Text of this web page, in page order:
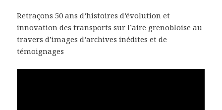
Retraçons 50 ans d’histoires d’évolution et
innovation des transports sur l’aire grenobloise au
travers d’images d’archives inédites et de
témoignages